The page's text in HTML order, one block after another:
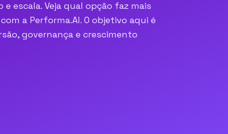
escala. Veja qual opção faz mais
a Performa.AI. O objetivo aqui é
governança e crescimento